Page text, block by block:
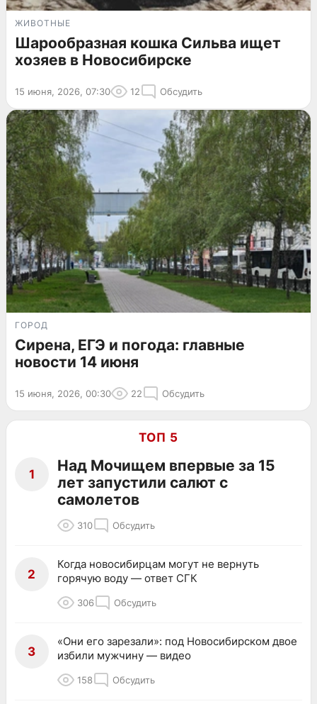
ЖИВОТНЫЕ
Шарообразная кошка Сильва ищет
хозяев в Новосибирске
15 июня, 2026, 07:30 12 Обсудить
ГОРОД
Сирена, ЕГЭ и погода: главные
новости 14 июня
15 июня, 2026, 00:30 22 Обсудить
ТОП 5
1
Над Мочищем впервые за 15
лет запустили салют с
самолетов
310 Обсудить
2
Когда новосибирцам могут не вернуть
горячую воду — ответ СГК
306 Обсудить
3
«Они его зарезали»: под Новосибирском двое
избили мужчину — видео
158 Обсудить